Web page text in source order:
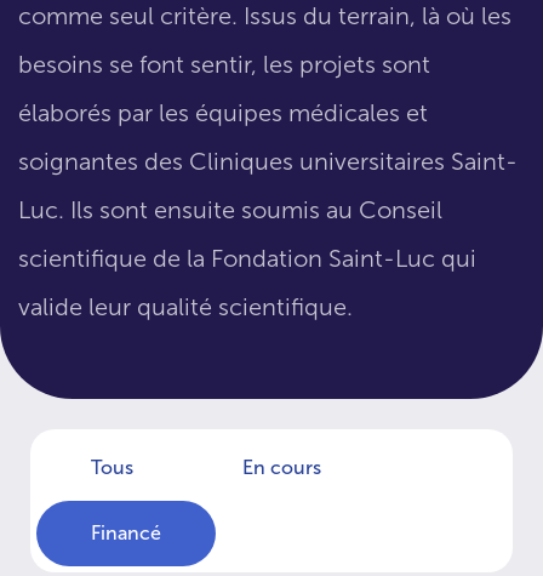
comme seul critère. Issus du terrain, là où les
besoins se font sentir, les projets sont
élaborés par les équipes médicales et
soignantes des Cliniques universitaires Saint-
Luc. Ils sont ensuite soumis au Conseil
scientifique de la Fondation Saint-Luc qui
valide leur qualité scientifique.
Tous En cours
Financé